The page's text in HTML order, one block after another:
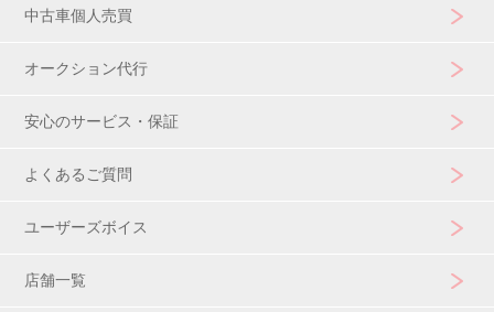
中古車個人売買
オークション代行
安心のサービス・保証
よくあるご質問
ユーザーズボイス
店舗一覧